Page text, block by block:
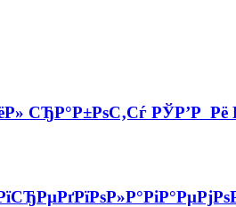
СЂР°Р±РѕС‚Сѓ РЎР’Р Рё